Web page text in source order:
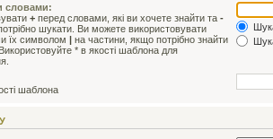
словами:
+ перед словами, які ви хочете знайти та -
шукати. Ви можете використовувати
їх символом | на частини, якщо потрібно знайти
* в якості шаблона для
шаблона